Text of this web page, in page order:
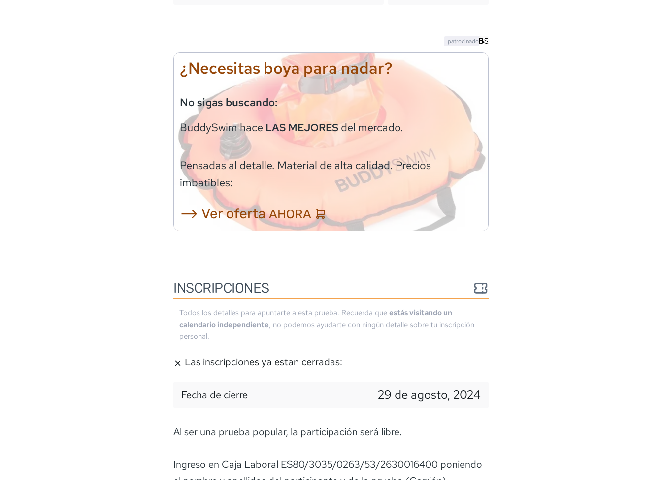
¿Necesitas boya para nadar?
No sigas buscando:
BuddySwimhaceLAS MEJORESdel mercado.
Pensadas al detalle. Material de alta calidad. Precios
imbatibles:
⟶ Ver ofertaAHORA
patrocinado
INSCRIPCIONES
Todos los detalles para apuntarte a esta prueba. Recuerda que estás visitando un
calendario independiente, no podemos ayudarte con ningún detalle sobre tu inscripción
personal.
Las inscripciones ya estan cerradas:
Fecha de cierre 29 de agosto, 2024
Al ser una prueba popular, la participación será libre.
Ingreso en Caja Laboral ES80/3035/0263/53/2630016400 poniendo